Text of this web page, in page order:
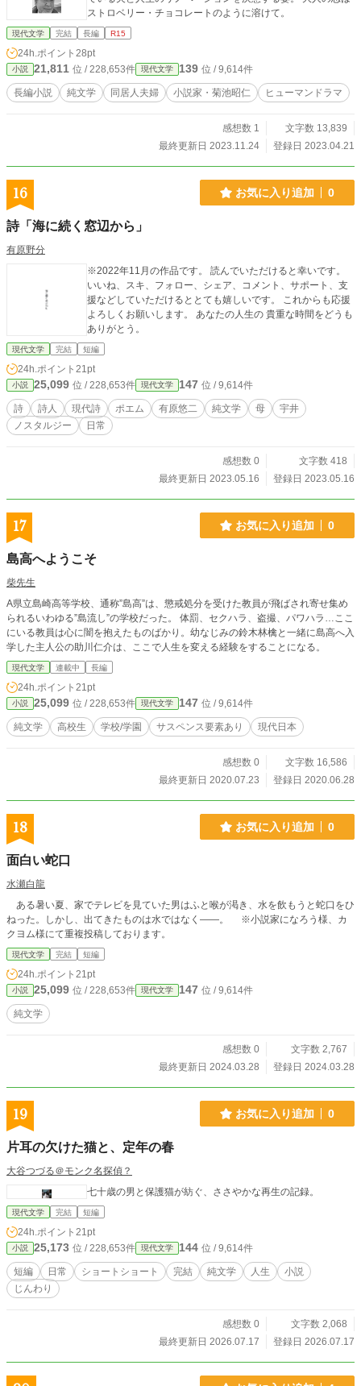
ストロベリー・チョコレートのように溶けて。
現代文学 完結 長編 R15
24h.ポイント 28pt
小説 21,811 位 / 228,653件 現代文学 139 位 / 9,614件
長編小説 純文学 同居人夫婦 小説家・菊池昭仁 ヒューマンドラマ
感想数 1
文字数 13,839
最終更新日 2023.11.24
登録日 2023.04.21
16 お気に入り追加 0
詩「海に続く窓辺から」
有原野分
※2022年11月の作品です。 読んでいただけると幸いです。
いいね、スキ、フォロー、シェア、コメント、サポート、支
援などしていただけるととても嬉しいです。 これからも応援
よろしくお願いします。 あなたの人生の 貴重な時間をどうも
ありがとう。
現代文学 完結 短編
24h.ポイント 21pt
小説 25,099 位 / 228,653件 現代文学 147 位 / 9,614件
詩 詩人 現代詩 ポエム 有原悠二 純文学 母
宇井
ノスタルジー
日常
感想数 0
文字数 418
最終更新日 2023.05.16
登録日 2023.05.16
17 お気に入り追加 0
島高へようこそ
柴先生
A県立島崎高等学校、通称”島高”は、懲戒処分を受けた教員が飛ばされ寄せ集め
られるいわゆる”島流し”の学校だった。 体罰、セクハラ、盗撮、パワハラ…ここ
にいる教員は心に闇を抱えたものばかり。幼なじみの鈴木林檎と一緒に島高へ入
学した主人公の助川仁介は、ここで人生を変える経験をすることになる。
現代文学 連載中 長編
24h.ポイント 21pt
小説 25,099 位 / 228,653件 現代文学 147 位 / 9,614件
純文学 高校生 学校/学園 サスペンス要素あり 現代日本
感想数 0
文字数 16,586
最終更新日 2020.07.23
登録日 2020.06.28
18 お気に入り追加 0
面白い蛇口
水瀬白龍
ある暑い夏、家でテレビを見ていた男はふと喉が渇き、水を飲もうと蛇口をひ
ねった。しかし、出てきたものは水ではなく――。 ※小説家になろう様、カ
クヨム様にて重複投稿しております。
現代文学 完結 短編
24h.ポイント 21pt
小説 25,099 位 / 228,653件 現代文学 147 位 / 9,614件
純文学
感想数 0
文字数 2,767
最終更新日 2024.03.28
登録日 2024.03.28
19 お気に入り追加 0
片耳の欠けた猫と、定年の春
大谷つづる＠モンク名探偵？
七十歳の男と保護猫が紡ぐ、ささやかな再生の記録。
現代文学 完結 短編
24h.ポイント 21pt
小説 25,173 位 / 228,653件 現代文学 144 位 / 9,614件
短編 日常 ショートショート 完結 純文学 人生
小説
じんわり
感想数 0
文字数 2,068
最終更新日 2026.07.17
登録日 2026.07.17